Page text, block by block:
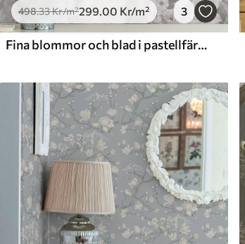
498.33Kr/m²299.00 Kr/m² 3
Fina blommor och blad i pastellfärger